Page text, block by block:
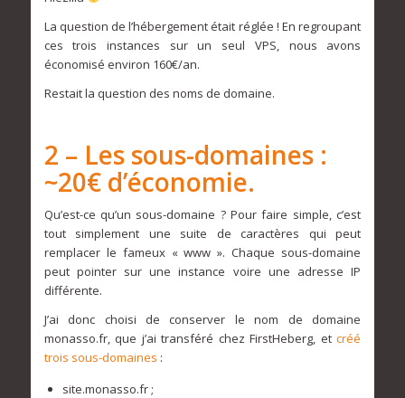
La question de l’hébergement était réglée ! En regroupant
ces trois instances sur un seul VPS, nous avons
économisé environ 160€/an.
Restait la question des noms de domaine.
2 – Les sous-domaines :
~20€ d’économie.
Qu’est-ce qu’un sous-domaine ? Pour faire simple, c’est
tout simplement une suite de caractères qui peut
remplacer le fameux « www ». Chaque sous-domaine
peut pointer sur une instance voire une adresse IP
différente.
J’ai donc choisi de conserver le nom de domaine
monasso.fr, que j’ai transféré chez FirstHeberg, etcréé
trois sous-domaines :
site.monasso.fr ;